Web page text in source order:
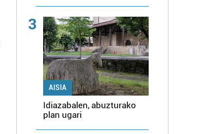
3
AISIA
Idiazabalen, abuzturako
plan ugari